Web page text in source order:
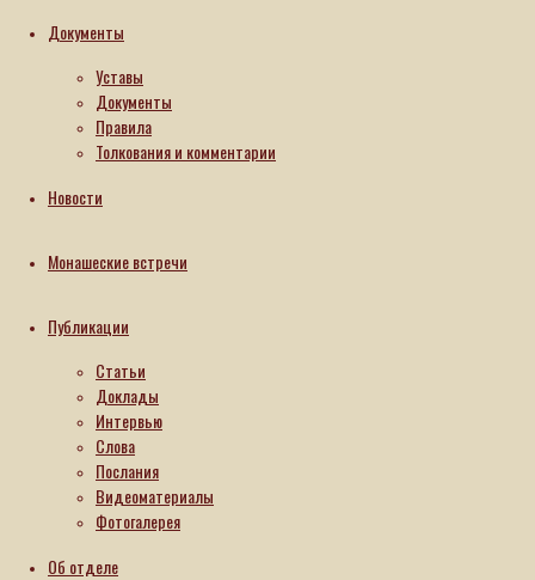
Документы
Уставы
Документы
Правила
Толкования и комментарии
Новости
Монашеские встречи
Публикации
Статьи
Доклады
Интервью
Слова
Послания
Видеоматериалы
Фотогалерея
Об отделе